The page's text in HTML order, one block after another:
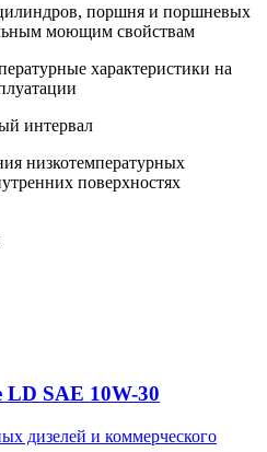
поршня и поршневых
моющим свойствам
характеристики на
интервал
низкотемпературных
поверхностях
LD SAE 10W-30
дизелей и коммерческого